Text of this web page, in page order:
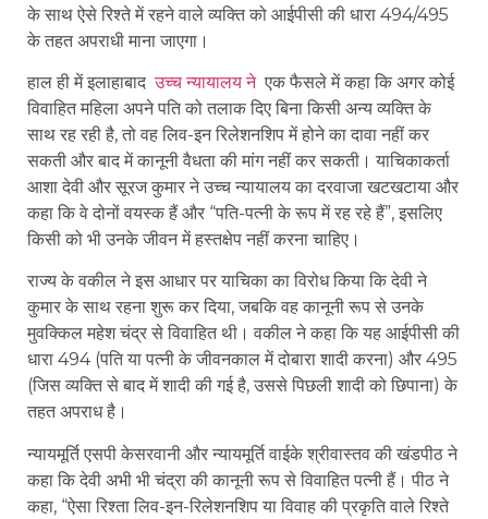
के साथ ऐसे रिश्ते में रहने वाले व्यक्ति को आईपीसी की धारा 494/495
के तहत अपराधी माना जाएगा।
हाल ही में इलाहाबादउच्च न्यायालय नेएक फैसले में कहा कि अगर कोई
विवाहित महिला अपने पति को तलाक दिए बिना किसी अन्य व्यक्ति के
साथ रह रही है, तो वह लिव-इन रिलेशनशिप में होने का दावा नहीं कर
सकती और बाद में कानूनी वैधता की मांग नहीं कर सकती। याचिकाकर्ता
आशा देवी और सूरज कुमार ने उच्च न्यायालय का दरवाजा खटखटाया और
कहा कि वे दोनों वयस्क हैं और “पति-पत्नी के रूप में रह रहे हैं”, इसलिए
किसी को भी उनके जीवन में हस्तक्षेप नहीं करना चाहिए।
राज्य के वकील ने इस आधार पर याचिका का विरोध किया कि देवी ने
कुमार के साथ रहना शुरू कर दिया, जबकि वह कानूनी रूप से उनके
मुवक्किल महेश चंद्र से विवाहित थी। वकील ने कहा कि यह आईपीसी की
धारा 494 (पति या पत्नी के जीवनकाल में दोबारा शादी करना) और 495
(जिस व्यक्ति से बाद में शादी की गई है, उससे पिछली शादी को छिपाना) के
तहत अपराध है।
न्यायमूर्ति एसपी केसरवानी और न्यायमूर्ति वाईके श्रीवास्तव की खंडपीठ ने
कहा कि देवी अभी भी चंद्रा की कानूनी रूप से विवाहित पत्नी हैं। पीठ ने
कहा, “ऐसा रिश्ता लिव-इन-रिलेशनशिप या विवाह की प्रकृति वाले रिश्ते